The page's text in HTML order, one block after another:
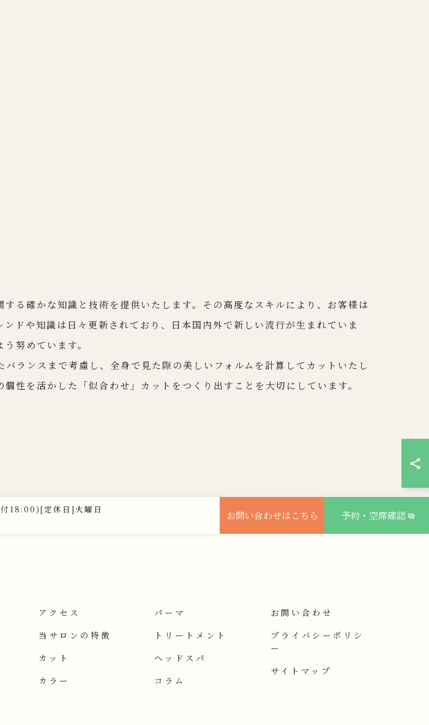
る確かな知識と技術を提供いたします。その高度なスキルにより、お客様は
ドや知識は日々更新されており、日本国内外で新しい流行が生まれていま
努めています。
ランスまで考慮し、全身で見た際の美しいフォルムを計算してカットいたし
性を活かした「似合わせ」カットをつくり出すことを大切にしています。
18:00)[定休日]火曜日
お問い合わせはこちら 予約・空席確認
アクセス
当サロンの特徴
カット
カラー
パーマ
トリートメント
ヘッドスパ
コラム
お問い合わせ
プライバシーポリシ
ー
サイトマップ